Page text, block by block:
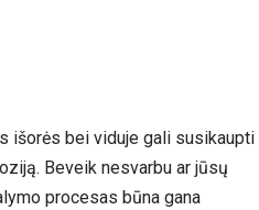
išorės bei viduje gali susikaupti
Beveik nesvarbu ar jūsų
procesas būna gana